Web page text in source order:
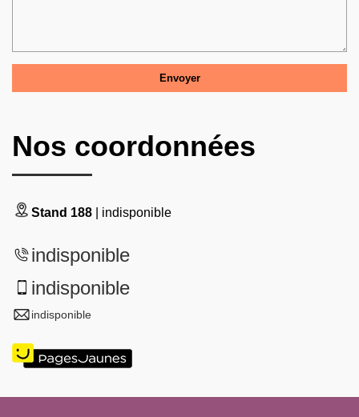
Nos coordonnées
Stand 188 | indisponible
indisponible
indisponible
indisponible